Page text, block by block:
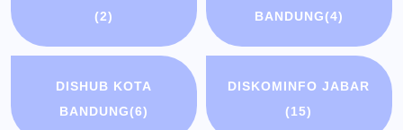
(2)
BANDUNG(4)
DISHUB KOTA
BANDUNG(6)
DISKOMINFO JABAR
(15)